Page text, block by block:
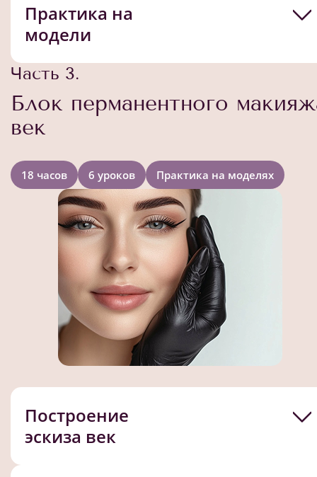
Практика на
модели
Часть 3.
Блок перманентного
век
18 часов 6 уроков Практика на моделях
Построение
эскиза век